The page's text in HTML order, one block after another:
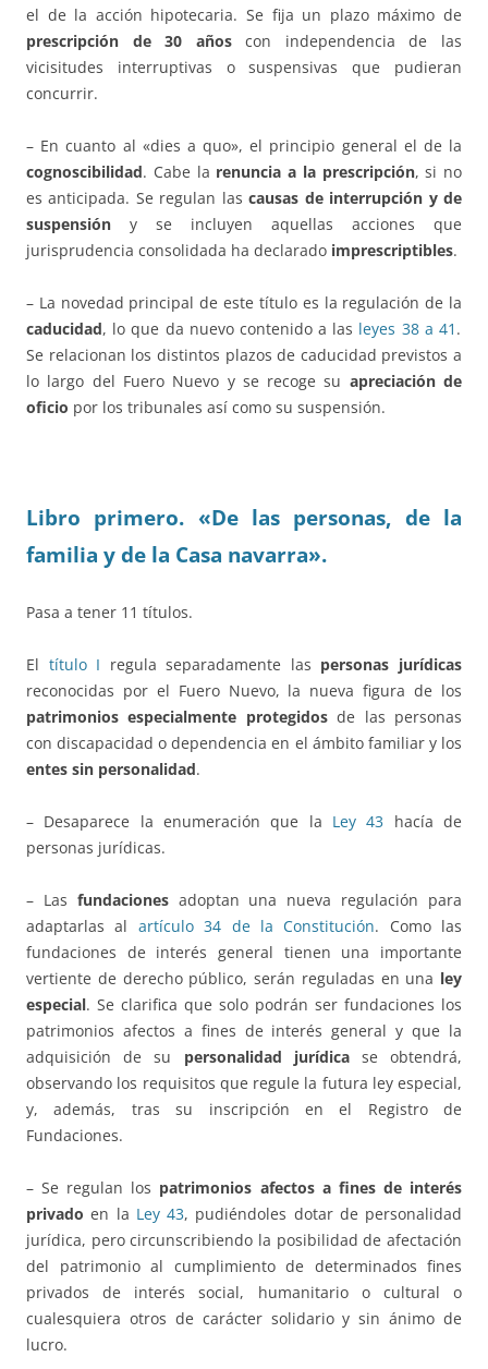
el de la acción hipotecaria. Se fija un plazo máximo de
prescripción de 30 añoscon independencia de las
vicisitudes interruptivas o suspensivas que pudieran
concurrir.
– En cuanto al «dies a quo», el principio general el de la
cognoscibilidad. Cabe la renuncia a la prescripción, si no
es anticipada. Se regulan lascausas de interrupción y de
suspensión y se incluyen aquellas acciones que
jurisprudencia consolidada ha declarado imprescriptibles.
– La novedad principal de este título es la regulación de la
caducidad, lo que da nuevo contenido a las leyes 38 a 41 .
Se relacionan los distintos plazos de caducidad previstos a
lo largo del Fuero Nuevo y se recoge su apreciación de
oficio por los tribunales así como su suspensión.
Libro primero. «De las personas, de la
familia y de la Casa navarra».
Pasa a tener 11 títulos.
El título I regula separadamente las personas jurídicas
reconocidas por el Fuero Nuevo, la nueva figura de los
patrimonios especialmente protegidosde las personas
con discapacidad o dependencia en el ámbito familiar y los
entes sin personalidad.
– Desaparece la enumeración que la Ley 43 hacía de
personas jurídicas.
– Las fundacionesadoptan una nueva regulación para
adaptarlas al artículo 34 de la Constitución. Como las
fundaciones de interés general tienen una importante
vertiente de derecho público, serán reguladas en una ley
especial. Se clarifica que solo podrán ser fundaciones los
patrimonios afectos a fines de interés general y que la
adquisición de su personalidad jurídicase obtendrá,
observando los requisitos que regule la futura ley especial,
y, además, tras su inscripción en el Registro de
Fundaciones.
– Se regulan los patrimonios afectos a fines de interés
privado en la Ley 43, pudiéndoles dotar de personalidad
jurídica, pero circunscribiendo la posibilidad de afectación
del patrimonio al cumplimiento de determinados fines
privados de interés social, humanitario o cultural o
cualesquiera otros de carácter solidario y sin ánimo de
lucro.